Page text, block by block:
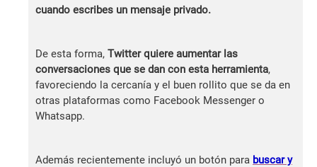
cuando escribes un mensaje privado.
De esta forma, Twitter quiere aumentar las
conversaciones que se dan con esta herramienta,
favoreciendo la cercanía y el buen rollito que se da en
otras plataformas como Facebook Messenger o
Whatsapp.
Además recientemente incluyó un botón para buscar y